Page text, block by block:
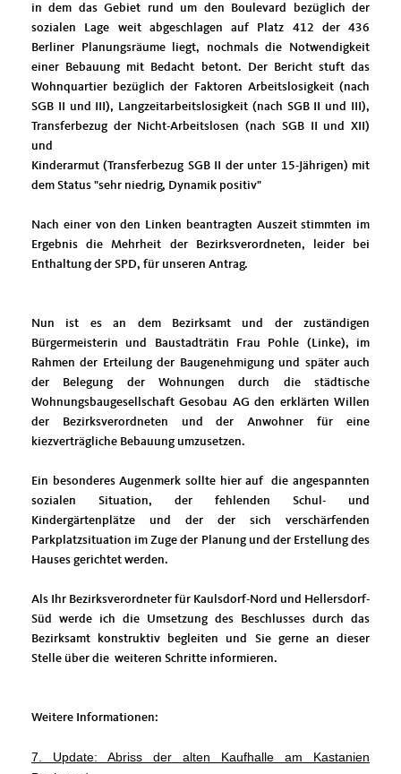
in dem das Gebiet rund um den Boulevard bezüglich der
sozialen Lage weit abgeschlagen auf Platz 412 der 436
Berliner Planungsräume liegt, nochmals die Notwendigkeit
einer Bebauung mit Bedacht betont. Der Bericht stuft das
Wohnquartier bezüglich der Faktoren Arbeitslosigkeit (nach
SGB II und III), Langzeitarbeitslosigkeit (nach SGB II und III),
Transferbezug der Nicht-Arbeitslosen (nach SGB II und XII)
und
Kinderarmut (Transferbezug SGB II der unter 15-Jährigen) mit
dem Status "sehr niedrig, Dynamik positiv"
Nach einer von den Linken beantragten Auszeit stimmten im
Ergebnis die Mehrheit der Bezirksverordneten, leider bei
Enthaltung der SPD, für unseren Antrag.
Nun ist es an dem Bezirksamt und der zuständigen
Bürgermeisterin und Baustadträtin Frau Pohle (Linke), im
Rahmen der Erteilung der Baugenehmigung und später auch
der Belegung der Wohnungen durch die städtische
Wohnungsbaugesellschaft Gesobau AG den erklärten Willen
der Bezirksverordneten und der Anwohner für eine
kiezverträgliche Bebauung umzusetzen.
Ein besonderes Augenmerk sollte hier auf die angespannten
sozialen Situation, der fehlenden Schul- und
Kindergärtenplätze und der der sich verschärfenden
Parkplatzsituation im Zuge der Planung und der Erstellung des
Hauses gerichtet werden.
Als Ihr Bezirksverordneter für Kaulsdorf-Nord und Hellersdorf-
Süd werde ich die Umsetzung des Beschlusses durch das
Bezirksamt konstruktiv begleiten und Sie gerne an dieser
Stelle über die weiteren Schritte informieren.
Weitere Informationen:
7. Update: Abriss der alten Kaufhalle am Kastanien